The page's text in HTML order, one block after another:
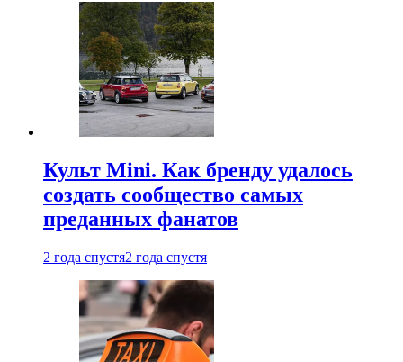
Культ Mini. Как бренду удалось
создать сообщество самых
преданных фанатов
2 года спустя2 года спустя